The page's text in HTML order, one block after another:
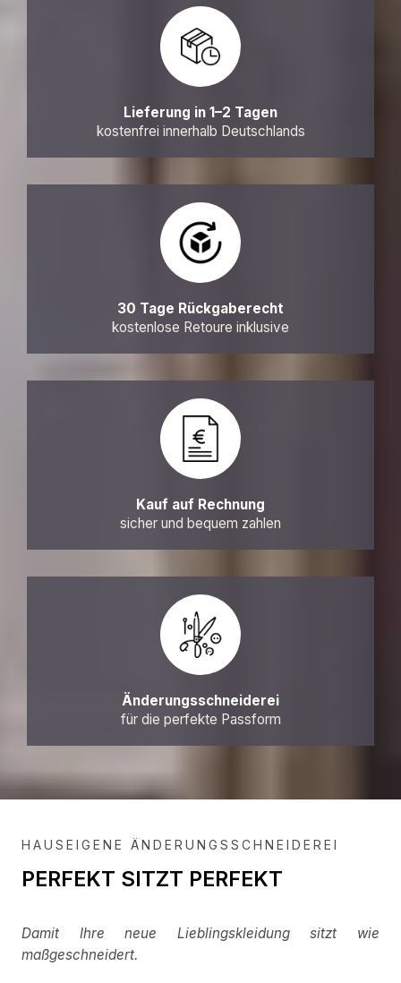
Lieferung in 1–2 Tagen
kostenfrei innerhalb Deutschlands
30 Tage Rückgaberecht
kostenlose Retoure inklusive
Kauf auf Rechnung
sicher und bequem zahlen
Änderungsschneiderei
für die perfekte Passform
HAUSEIGENE ÄNDERUNGSSCHNEIDEREI
PERFEKT SITZT PERFEKT
Damit Ihre neue Lieblingskleidung sitzt wie
maßgeschneidert.